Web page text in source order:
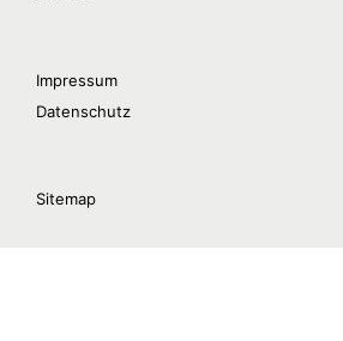
Impressum
Datenschutz
Sitemap